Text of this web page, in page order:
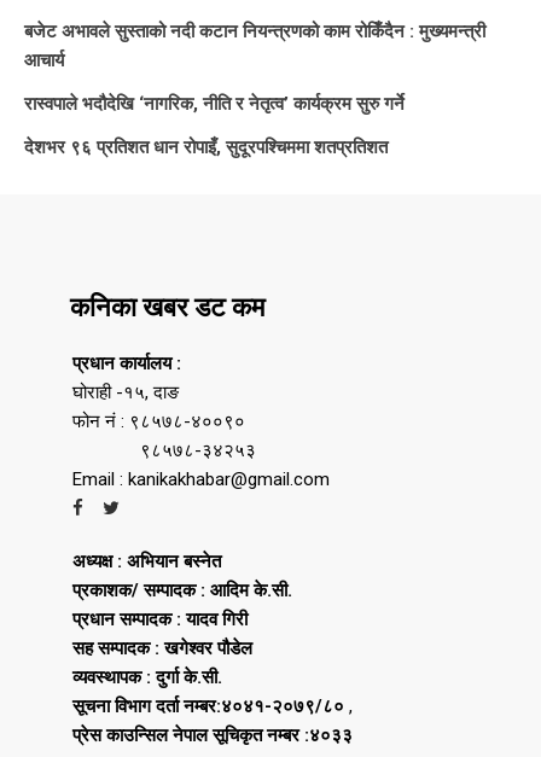
बजेट अभावले सुस्ताको नदी कटान नियन्त्रणको काम रोकिँदैन : मुख्यमन्त्री
आचार्य
रास्वपाले भदौदेखि ‘नागरिक, नीति र नेतृत्व’ कार्यक्रम सुरु गर्ने
देशभर ९६ प्रतिशत धान रोपाइँ, सुदूरपश्चिममा शतप्रतिशत
कनिका खबर डट कम
प्रधान कार्यालय :
घोराही -१५, दाङ
फोन नं : ९८५७८-४००९०
९८५७८-३४२५३
Email : kanikakhabar@gmail.com
अध्यक्ष : अभियान बस्नेत
प्रकाशक/ सम्पादक : आदिम के.सी.
प्रधान सम्पादक : यादव गिरी
सह सम्पादक : खगेश्वर पौडेल
व्यवस्थापक : दुर्गा के.सी.
सूचना विभाग दर्ता नम्बर:४०४१-२०७९/८० ,
प्रेस काउन्सिल नेपाल सूचिकृत नम्बर :४०३३